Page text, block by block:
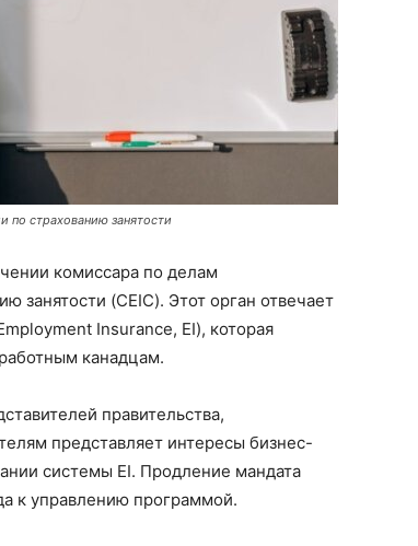
по страхованию занятости
комиссара по делам
занятости (CEIC). Этот орган отвечает
Insurance, EI), которая
канадцам.
правительства,
представляет интересы бизнес-
системы EI. Продление мандата
к управлению программой.